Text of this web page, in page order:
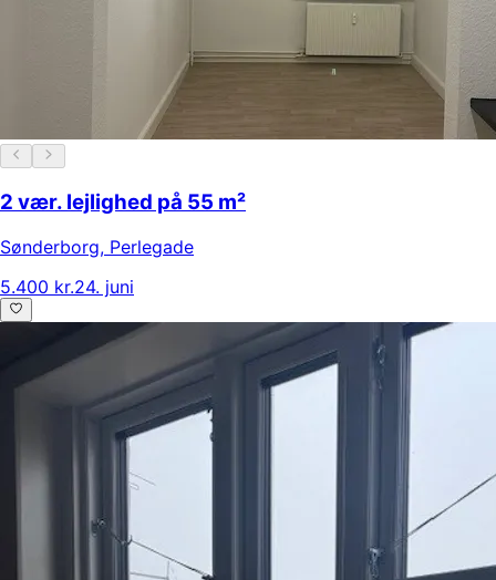
2 vær. lejlighed på 55 m²
Sønderborg, Perlegade
5.400 kr.24. juni